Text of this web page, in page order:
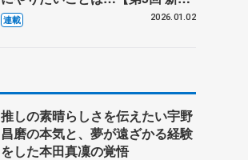
のことば】
連載 2026.01.02
推しの素晴らしさを伝えたい宇野
昌磨の本気と、夢が遠ざかる経験
をした本田真凜の覚悟